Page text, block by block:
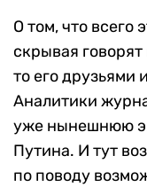
О том, что всего
скрывая
то его друзьями
Аналитики
уже нынешнюю
Путина. И тут
по поводу